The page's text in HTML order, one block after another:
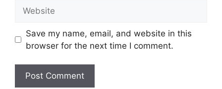
Save my name, email, and website in this
browser for the next time I comment.